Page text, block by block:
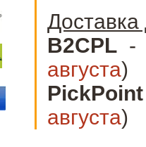
B2CPL
августа)
PickPoint
августа)